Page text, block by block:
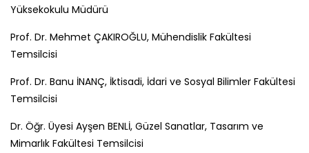
Yüksekokulu Müdürü
Prof. Dr. Mehmet ÇAKIROĞLU, Mühendislik Fakültesi
Temsilcisi
Prof. Dr. Banu İNANÇ, İktisadi, İdari ve Sosyal Bilimler Fakültesi
Temsilcisi
Dr. Öğr. Üyesi Ayşen BENLİ, Güzel Sanatlar, Tasarım ve
Mimarlık Fakültesi Temsilcisi